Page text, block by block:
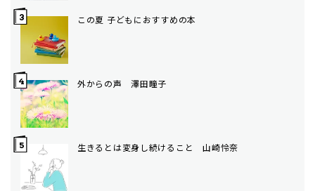
この夏 子どもにおすすめの本
外からの声 澤田瞳子
生きるとは変身し続けること 山崎怜奈